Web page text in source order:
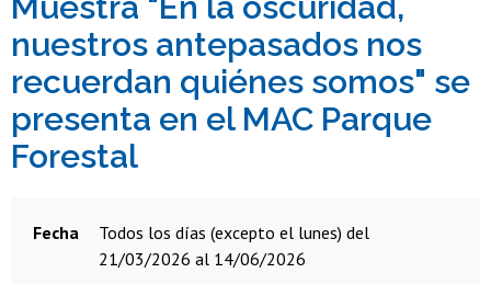
Egresadas/os
nuestros antepasados nos
recuerdan quiénes somos" se
presenta en el MAC Parque
Forestal
Fecha
todos los días (excepto el lunes) del
21/03/2026 al 14/06/2026